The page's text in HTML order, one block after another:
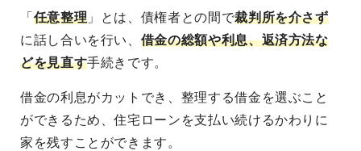
「 任意整理 」とは、債権者との間で裁判所を介さず
に話し合いを行い、 借金の総額や利息、返済方法な
どを見直す手続きです。
借金の利息がカットでき、整理する借金を選ぶこと
ができるため、住宅ローンを支払い続けるかわりに
家を残すことができます。